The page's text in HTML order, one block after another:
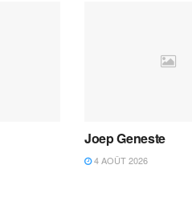
Joep Geneste
4 AOÛT 2026